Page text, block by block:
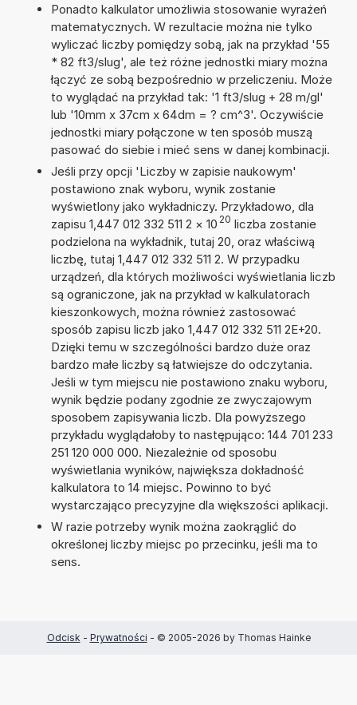
Ponadto kalkulator umożliwia stosowanie wyrażeń
matematycznych. W rezultacie można nie tylko
wyliczać liczby pomiędzy sobą, jak na przykład '55
* 82 ft3/slug', ale też różne jednostki miary można
łączyć ze sobą bezpośrednio w przeliczeniu. Może
to wyglądać na przykład tak: '1 ft3/slug + 28 m/gl'
lub '10mm x 37cm x 64dm = ? cm^3'. Oczywiście
jednostki miary połączone w ten sposób muszą
pasować do siebie i mieć sens w danej kombinacji.
Jeśli przy opcji 'Liczby w zapisie naukowym'
postawiono znak wyboru, wynik zostanie
wyświetlony jako wykładniczy. Przykładowo, dla
zapisu 1,447 012 332 511 2 × 10 20 liczba zostanie
podzielona na wykładnik, tutaj 20, oraz właściwą
liczbę, tutaj 1,447 012 332 511 2. W przypadku
urządzeń, dla których możliwości wyświetlania liczb
są ograniczone, jak na przykład w kalkulatorach
kieszonkowych, można również zastosować
sposób zapisu liczb jako 1,447 012 332 511 2E+20.
Dzięki temu w szczególności bardzo duże oraz
bardzo małe liczby są łatwiejsze do odczytania.
Jeśli w tym miejscu nie postawiono znaku wyboru,
wynik będzie podany zgodnie ze zwyczajowym
sposobem zapisywania liczb. Dla powyższego
przykładu wyglądałoby to następująco: 144 701 233
251 120 000 000. Niezależnie od sposobu
wyświetlania wyników, największa dokładność
kalkulatora to 14 miejsc. Powinno to być
wystarczająco precyzyjne dla większości aplikacji.
W razie potrzeby wynik można zaokrąglić do
określonej liczby miejsc po przecinku, jeśli ma to
sens.
Odcisk - Prywatności - © 2005-2026 by Thomas Hainke